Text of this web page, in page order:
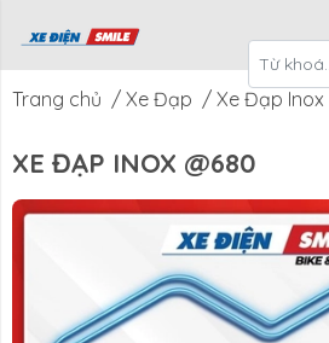
Xe Điện
Smile
CTKM Tháng
Trang chủ / Xe Đạp / Xe Đạp Inox
XE ĐẠP INOX @680